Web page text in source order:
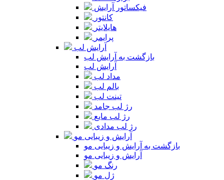
فیکساتور آرایش
کانتور
هایلایتر
پرایمر
آرایش لب
بازگشت به آرایش لب
آرایش لب
مداد لب
بالم لب
تینت لب
رژ لب جامد
رژ لب مایع
رژ لب مدادی
آرایش و زیبایی مو
بازگشت به آرایش و زیبایی مو
آرایش و زیبایی مو
رنگ مو
ژل مو